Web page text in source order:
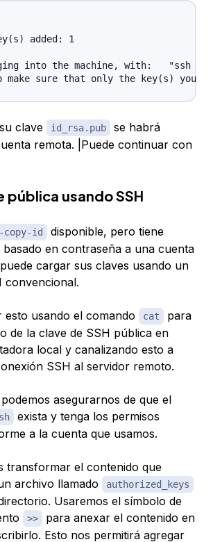
added: 1
into the machine, with:   "ssh '
clave id_rsa.pub
se habrá
remota. |Puede continuar con
pública usando SSH
copy-id
disponible, pero tiene
basado en contraseña a una cuenta
cargar sus claves usando un
convencional.
esto usando el comando cat
para
de la clave de SSH pública en
local y canalizando esto a
SSH al servidor remoto.
asegurarnos de que el
exista y tenga los permisos
a la cuenta que usamos.
transformar el contenido que
archivo llamado
authorized_keys
Usaremos el símbolo de
>>
para anexar el contenido en
Esto nos permitirá agregar